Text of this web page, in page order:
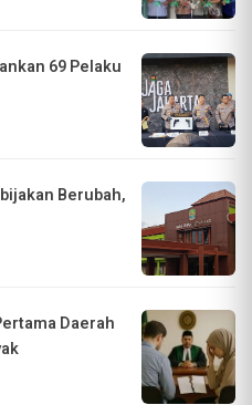
69 Pelaku
Berubah,
Daerah